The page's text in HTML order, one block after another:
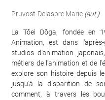
Pruvost-Delaspre Marie (aut.)
La Tôei Dôga, fondée en
Animation, est dans
studios d'animation
métiers de l'animation et de
explore son histoire depuis
jusqu'à la disparition de
comment, à travers les